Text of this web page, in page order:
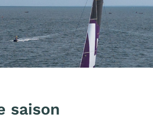
saison